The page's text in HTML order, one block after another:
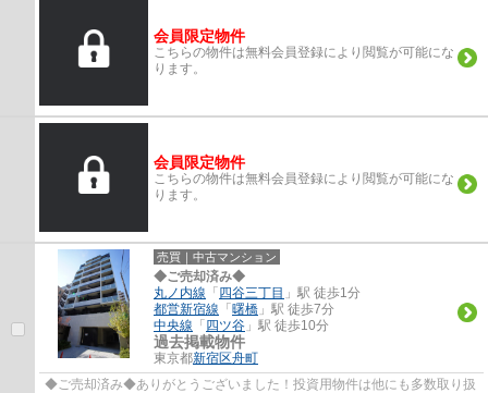
会員限定物件
こちらの物件は無料会員登録により閲覧が可能にな
ります。
会員限定物件
こちらの物件は無料会員登録により閲覧が可能にな
ります。
売買｜中古マンション
◆ご売却済み◆
丸ノ内線 「四谷三丁目 」駅 徒歩1分
都営新宿線 「曙橋 」駅 徒歩7分
中央線 「四ツ谷 」駅 徒歩10分
過去掲載物件
東京都新宿区舟町
◆ご売却済み◆ありがとうございました！投資用物件は他にも多数取り扱